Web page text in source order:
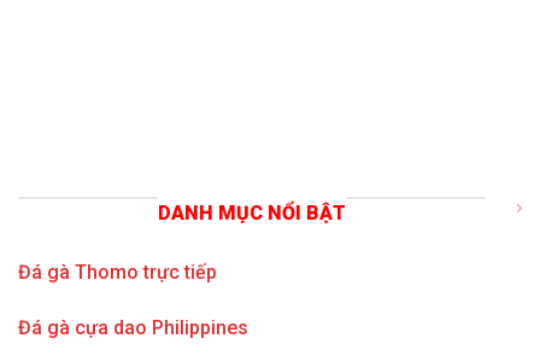
DANH MỤC NỔI BẬT
Đá gà Thomo trực tiếp
Đá gà cựa dao Philippines